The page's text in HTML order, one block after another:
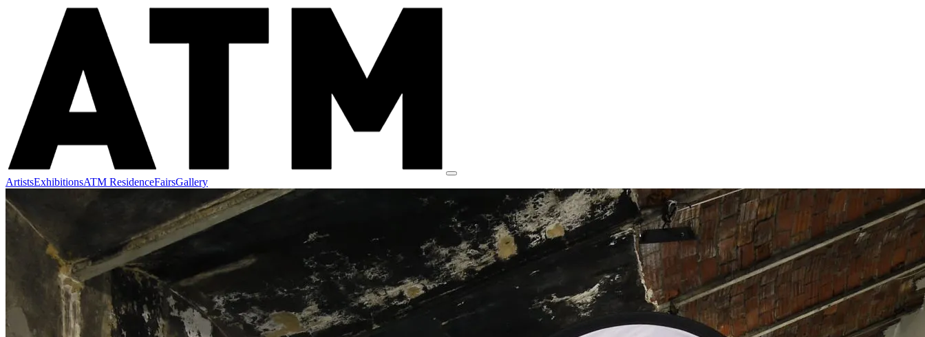
ArtistsExhibitionsATM ResidenceFairsGallery